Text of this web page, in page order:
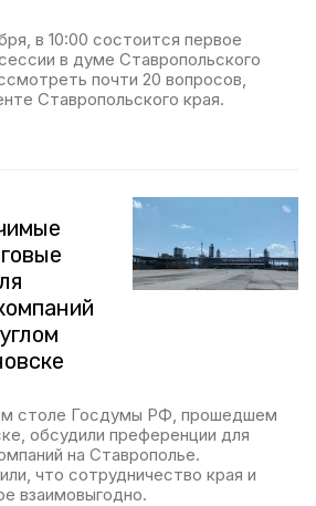
в 10:00 состоится первое
в думе Ставропольского
почти 20 вопросов,
Ставропольского края.
столе Госдумы РФ, прошедшем
обсудили преференции для
на Ставрополье.
что сотрудничество края и
взаимовыгодно.